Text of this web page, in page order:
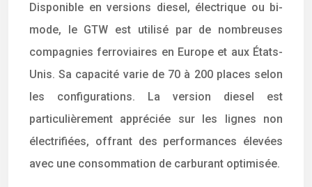
Disponible en versions diesel, électrique ou bi-
mode, le GTW est utilisé par de nombreuses
compagnies ferroviaires en Europe et aux États-
Unis. Sa capacité varie de 70 à 200 places selon
les configurations. La version diesel est
particulièrement appréciée sur les lignes non
électrifiées, offrant des performances élevées
avec une consommation de carburant optimisée.